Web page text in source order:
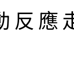
反應